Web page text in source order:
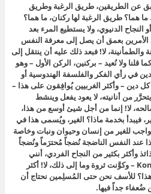
عن الطريقين، طريق الرغبة وطريق
هما؟ طريق الرغبة لها ركنان، ما هما؟
النجاح الدنيوي، ولا يستطيع المرء بعد
الأمرين بعمق أن يصل إلى معرفة النفس
لا! فبعد ذلك عليه أن ينتقل إلى
ولا نُعيد – بركنين، الركن الأول – وهو
في رأي الفكر والفلسفة الهندوسية أو
كل دين – وأكثر الغربيين يُوافِقون على هذا –
من أنانيته، لا يعود يفعل وينشط
لا! إنما من أجل شيئ أوسع من هذا،
فيبدأ بخدمة ماذا؟ الغير، ويُسمى هذا في
للغير من إنسان وحيوان ونبات وخاصة
عند النفس الناضجة نُضجاً مُحترَماً ونُضجاً
وأكثر بكثير من النجاح الفردي، أنني
حصَّلت شهادة وفتحت حساباً – Konto – وكوَّنت ثروة وما إلى ذلك، لا! أكثر
للأسف نحن حتى المُسلِمين نحتاج أن
ضُعفاء جداً فيها.